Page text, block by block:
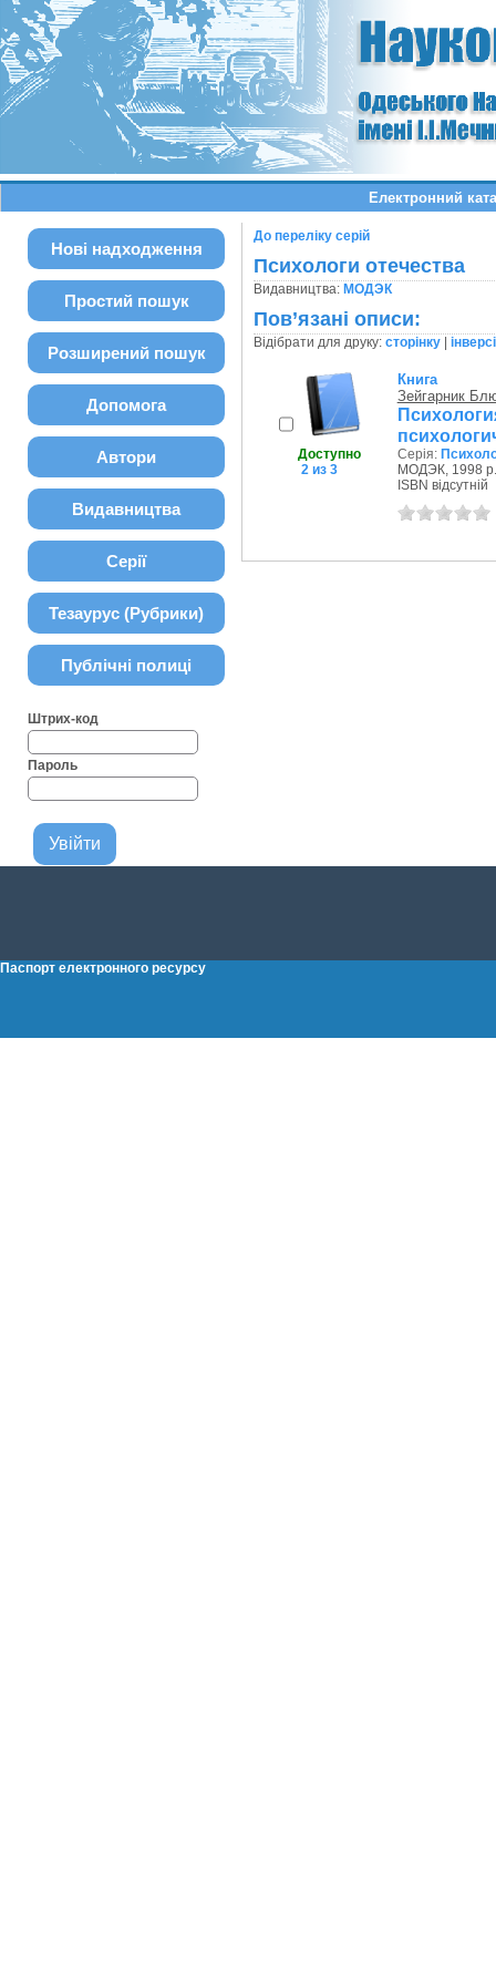
Електронний
Нові надходження
Простий пошук
Розширений пошук
Допомога
Автори
Видавництва
Серії
Тезаурус (Рубрики)
Публічні полиці
Штрих-код
Пароль
До переліку серій
Психологи отечества
Видавництва: МОДЭК
Пов’язані описи:
Відібрати для друку: сторінку|
Доступно
2 из 3
Книга
Зейгарник
Серія:
МОДЭК, 1998 р.
ISBN відсутній
Паспорт електронного ресурсу